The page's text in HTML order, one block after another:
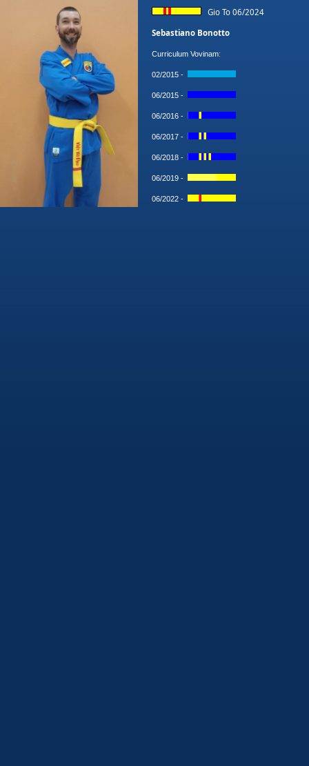
Gio To 06/2024
Sebastiano Bonotto
Curriculum Vovinam:
02/2015 -
06/2015 -
06/2016 -
06/2017 -
06/2018 -
06/2019 -
06/2022 -